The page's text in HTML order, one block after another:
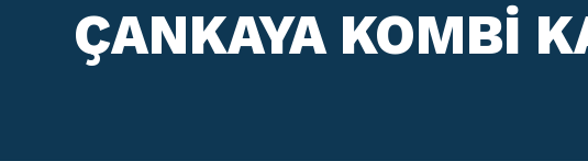
ÇANKAYA KOMBİ